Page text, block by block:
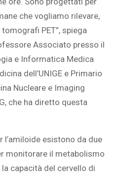
che vogliamo rilevare,
PET”, spiega
Associato presso il
e Informatica Medica
dell’UNIGE e Primario
Nucleare e Imaging
che ha diretto questa
l’amiloide esistono da due
monitorare il metabolismo
capacità del cervello di